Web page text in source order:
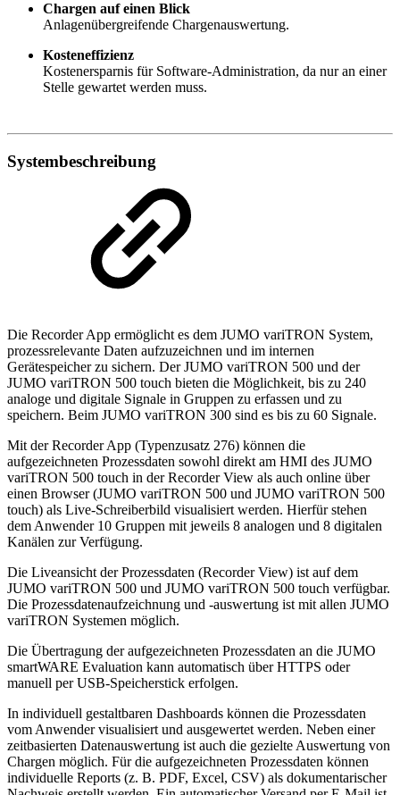
Chargen auf einen Blick
Anlagenübergreifende Chargenauswertung.
Kosteneffizienz
Kostenersparnis für Software-Administration, da nur an einer
Stelle gewartet werden muss.
Systembeschreibung
Die Recorder App ermöglicht es dem JUMO variTRON System,
prozessrelevante Daten aufzuzeichnen und im internen
Gerätespeicher zu sichern. Der JUMO variTRON 500 und der
JUMO variTRON 500 touch bieten die Möglichkeit, bis zu 240
analoge und digitale Signale in Gruppen zu erfassen und zu
speichern. Beim JUMO variTRON 300 sind es bis zu 60 Signale.
Mit der Recorder App (Typenzusatz 276) können die
aufgezeichneten Prozessdaten sowohl direkt am HMI des JUMO
variTRON 500 touch in der Recorder View als auch online über
einen Browser (JUMO variTRON 500 und JUMO variTRON 500
touch) als Live-Schreiberbild visualisiert werden. Hierfür stehen
dem Anwender 10 Gruppen mit jeweils 8 analogen und 8 digitalen
Kanälen zur Verfügung.
Die Liveansicht der Prozessdaten (Recorder View) ist auf dem
JUMO variTRON 500 und JUMO variTRON 500 touch verfügbar.
Die Prozessdatenaufzeichnung und -auswertung ist mit allen JUMO
variTRON Systemen möglich.
Die Übertragung der aufgezeichneten Prozessdaten an die JUMO
smartWARE Evaluation kann automatisch über HTTPS oder
manuell per USB-Speicherstick erfolgen.
In individuell gestaltbaren Dashboards können die Prozessdaten
vom Anwender visualisiert und ausgewertet werden. Neben einer
zeitbasierten Datenauswertung ist auch die gezielte Auswertung von
Chargen möglich. Für die aufgezeichneten Prozessdaten können
individuelle Reports (z. B. PDF, Excel, CSV) als dokumentarischer